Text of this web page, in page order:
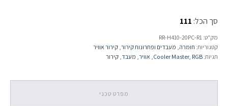
למעבד
&
Cooler
Master
H410R
סך הכל: 111
מק"ט: RR-H410-20PC-R1
קטגוריות: חומרה מעבדים ופתרונות קירור קירור אוויר
תגיות:
Cooler Master, RGB אוויר מעבד קירור
מפרט טכני